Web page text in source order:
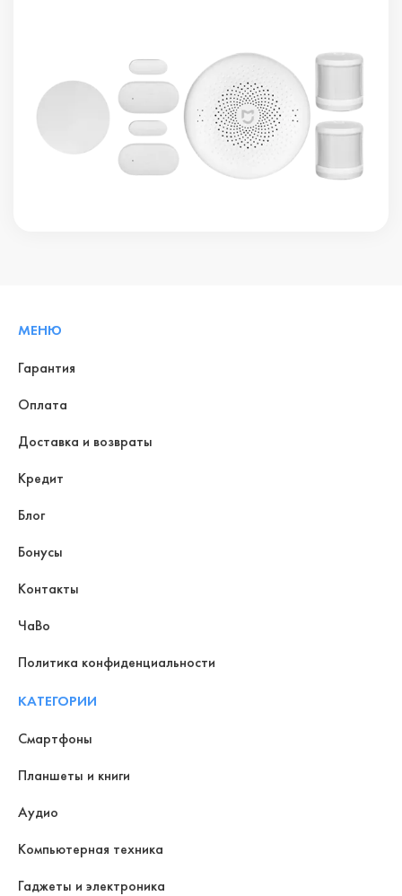
МЕНЮ
Гарантия
Оплата
Доставка и возвраты
Кредит
Блог
Бонусы
Контакты
ЧаВо
Политика конфиденциальности
КАТЕГОРИИ
Смартфоны
Планшеты и книги
Аудио
Компьютерная техника
Гаджеты и электроника